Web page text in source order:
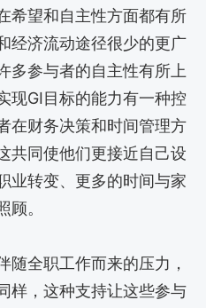
希望和自主性方面都有所
经济流动途径很少的更广
多参与者的自主性有所上
现GI目标的能力有一种控
在财务决策和时间管理方
共同使他们更接近自己设
业转变、更多的时间与家
顾。
随全职工作而来的压力，
样，这种支持让这些参与